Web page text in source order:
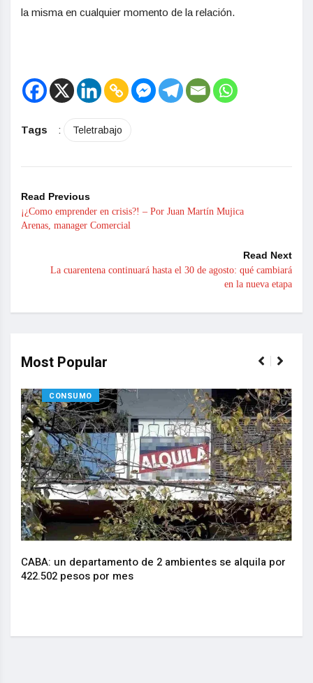
la misma en cualquier momento de la relación.
Tags : Teletrabajo
Read Previous
¡¿Como emprender en crisis?! – Por Juan Martín Mujica
Arenas, manager Comercial
Read Next
La cuarentena continuará hasta el 30 de agosto: qué cambiará
en la nueva etapa
Most Popular
CONSUMO
CABA: un departamento de 2 ambientes se alquila por
422.502 pesos por mes